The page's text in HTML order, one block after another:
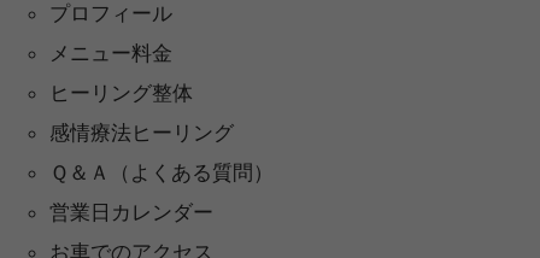
プロフィール
メニュー料金
ヒーリング整体
感情療法ヒーリング
Ｑ＆Ａ（よくある質問）
営業日カレンダー
お車でのアクセス